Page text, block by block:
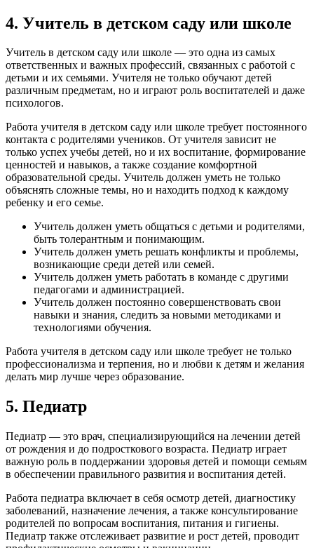
4. Учитель в детском саду или школе
Учитель в детском саду или школе — это одна из самых
ответственных и важных профессий, связанных с работой с
детьми и их семьями. Учителя не только обучают детей
различным предметам, но и играют роль воспитателей и даже
психологов.
Работа учителя в детском саду или школе требует постоянного
контакта с родителями учеников. От учителя зависит не
только успех учебы детей, но и их воспитание, формирование
ценностей и навыков, а также создание комфортной
образовательной среды. Учитель должен уметь не только
объяснять сложные темы, но и находить подход к каждому
ребенку и его семье.
Учитель должен уметь общаться с детьми и родителями,
быть толерантным и понимающим.
Учитель должен уметь решать конфликты и проблемы,
возникающие среди детей или семей.
Учитель должен уметь работать в команде с другими
педагогами и администрацией.
Учитель должен постоянно совершенствовать свои
навыки и знания, следить за новыми методиками и
технологиями обучения.
Работа учителя в детском саду или школе требует не только
профессионализма и терпения, но и любви к детям и желания
делать мир лучше через образование.
5. Педиатр
Педиатр — это врач, специализирующийся на лечении детей
от рождения и до подросткового возраста. Педиатр играет
важную роль в поддержании здоровья детей и помощи семьям
в обеспечении правильного развития и воспитания детей.
Работа педиатра включает в себя осмотр детей, диагностику
заболеваний, назначение лечения, а также консультирование
родителей по вопросам воспитания, питания и гигиены.
Педиатр также отслеживает развитие и рост детей, проводит